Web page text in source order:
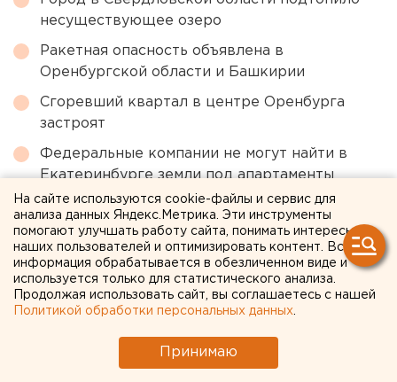
несуществующее озеро
Ракетная опасность объявлена в
Оренбургской области и Башкирии
Сгоревший квартал в центре Оренбурга
застроят
Федеральные компании не могут найти в
Екатеринбурге земли под апартаменты
← НОВОСТИ
17 СЕНТЯБРЯ 2014 В 14:40
ЕАНовости
Челябинцу дали 8 месяцев
колонии за секс с 12-летней
На сайте используются cookie-файлы и сервис для
анализа данных Яндекс.Метрика. Эти инструменты
помогают улучшать работу сайта, понимать интересы
наших пользователей и оптимизировать контент. Вся
информация обрабатывается в обезличенном виде и
используется только для статистического анализа.
Продолжая использовать сайт, вы соглашаетесь с нашей
Политикой обработки персональных данных
Принимаю